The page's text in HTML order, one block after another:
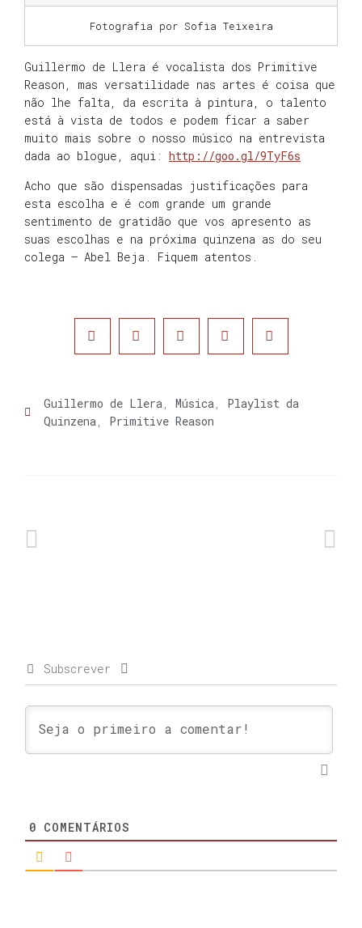
Fotografia por Sofia Teixeira
Guillermo de Llera é vocalista dos Primitive
Reason, mas versatilidade nas artes é coisa que
não lhe falta, da escrita à pintura, o talento
está à vista de todos e podem ficar a saber
muito mais sobre o nosso músico na entrevista
dada ao blogue, aqui: http://goo.gl/9TyF6s
Acho que são dispensadas justificações para
esta escolha e é com grande um grande
sentimento de gratidão que vos apresento as
suas escolhas e na próxima quinzena as do seu
colega – Abel Beja. Fiquem atentos.
Guillermo de Llera, Música, Playlist da
Quinzena, Primitive Reason
Subscrever
0 COMENTÁRIOS